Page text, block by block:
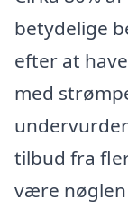
betydelige
efter at
med
tilbud fra
være